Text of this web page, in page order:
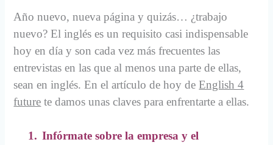
Año nuevo, nueva página y quizás… ¿trabajo
nuevo? El inglés es un requisito casi indispensable
hoy en día y son cada vez más frecuentes las
entrevistas en las que al menos una parte de ellas,
sean en inglés. En el artículo de hoy deEnglish 4
future te damos unas claves para enfrentarte a ellas.
1. Infórmate sobre la empresa y el